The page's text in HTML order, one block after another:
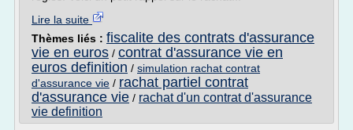
Lire la suite
Thèmes liés : fiscalite des contrats d'assurance
vie en euros / contrat d'assurance vie en
euros definition / simulation rachat contrat
d'assurance vie / rachat partiel contrat
d'assurance vie / rachat d'un contrat d'assurance
vie definition